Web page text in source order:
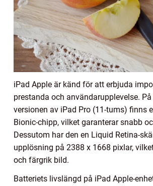
iPad Apple är känd för att erbjuda
prestanda och användarupplevelse.
versionen av iPad Pro (11-tums) finns
Bionic-chipp, vilket garanterar snabb
Dessutom har den en Liquid Retina-
upplösning på 2388 x 1668 pixlar,
och färgrik bild.
Batteriets livslängd på iPad Apple-